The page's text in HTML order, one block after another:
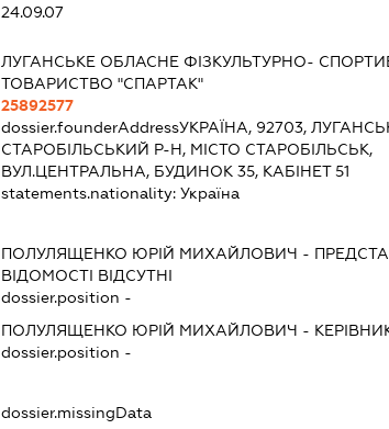
24.09.07
ЛУГАНСЬКЕ ОБЛАСНЕ ФІЗКУЛЬТУРНО-
ТОВАРИСТВО "СПАРТАК"
25892577
dossier.founderAddressУКРАЇНА, 92703,
СТАРОБІЛЬСЬКИЙ Р-Н, МІСТО СТАРОБІЛЬСЬК,
ВУЛ.ЦЕНТРАЛЬНА, БУДИНОК 35, КАБІНЕТ 51
statements.nationality:Україна
ПОЛУЛЯЩЕНКО ЮРІЙ МИХАЙЛОВИЧ -
ВІДОМОСТІ ВІДСУТНІ
dossier.position -
ПОЛУЛЯЩЕНКО ЮРІЙ МИХАЙЛОВИЧ -
dossier.position -
dossier.missingData